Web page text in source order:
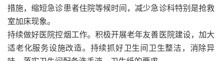
措施，缩短急诊患者住院等候时间，减少急诊科特别是抢救
室加床现象。
持续做好医院控烟工作。积极开展老年友善医院建设，加大
适老化服务设施改造。持续抓好卫生间卫生整洁，消除异